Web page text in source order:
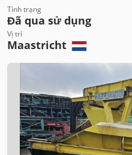
Tình trạng
Đã qua sử dụng
Vị trí
Maastricht